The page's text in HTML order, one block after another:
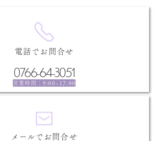
電話でお問合せ
0766-64-3051
営業時間： 9:00~17:00
メールでお問合せ